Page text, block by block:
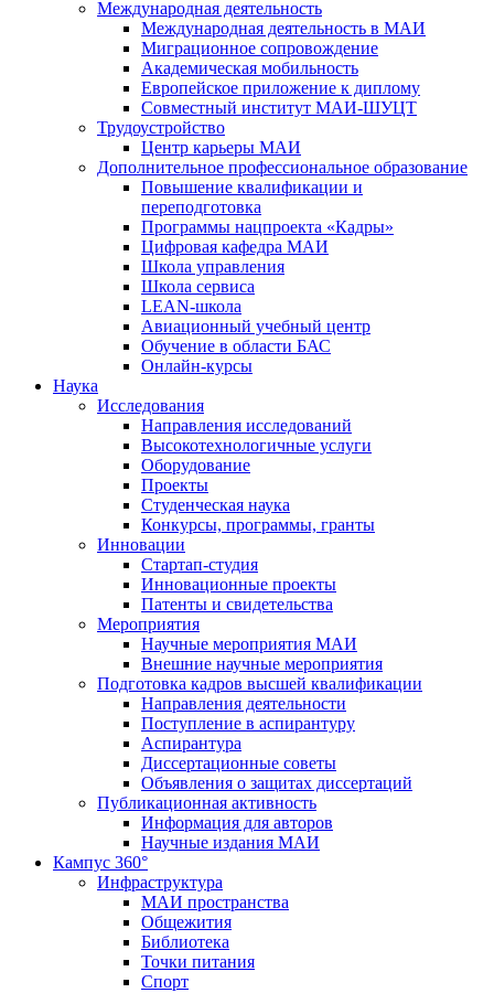
Международная деятельность
Международная деятельность в МАИ
Миграционное сопровождение
Академическая мобильность
Европейское приложение к диплому
Совместный институт МАИ-ШУЦТ
Трудоустройство
Центр карьеры МАИ
Дополнительное профессиональное образование
Повышение квалификации и
переподготовка
Программы нацпроекта «Кадры»
Цифровая кафедра МАИ
Школа управления
Школа сервиса
LEAN-школа
Авиационный учебный центр
Обучение в области БАС
Онлайн-курсы
Наука
Исследования
Направления исследований
Высокотехнологичные услуги
Оборудование
Проекты
Студенческая наука
Конкурсы, программы, гранты
Инновации
Стартап-студия
Инновационные проекты
Патенты и свидетельства
Мероприятия
Научные мероприятия МАИ
Внешние научные мероприятия
Подготовка кадров высшей квалификации
Направления деятельности
Поступление в аспирантуру
Аспирантура
Диссертационные советы
Объявления о защитах диссертаций
Публикационная активность
Информация для авторов
Научные издания МАИ
Кампус 360°
Инфраструктура
МАИ пространства
Общежития
Библиотека
Точки питания
Спорт